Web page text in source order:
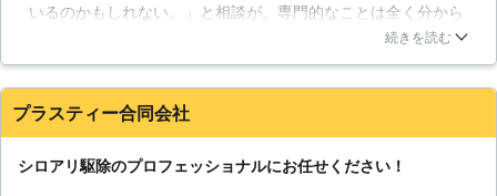
ッフが丁寧に対応します。また、シロ
アリ被害の有無を調べる調査も承って
安を一刻も早く取り除きます。料金に
いるのかもしれない。」と相談が。専門的なことは全く分から
ないので、こちらに相談させていただきました。一日でも早く
うので私も立ち会わせていただきましたが、作業の内容などの
説明もとても丁寧で、安心してお任せすることができました。
す。
続きを読む
プラスティー合同会社
シロアリ駆除のプロフェッショナルにお任せください！